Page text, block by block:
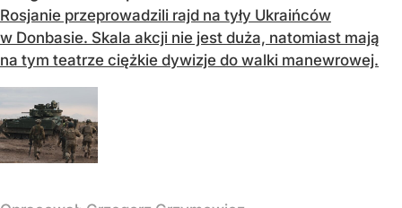
Rosjanie przeprowadzili rajd na tyły Ukraińców
w Donbasie. Skala akcji nie jest duża, natomiast mają
na tym teatrze ciężkie dywizje do walki manewrowej.